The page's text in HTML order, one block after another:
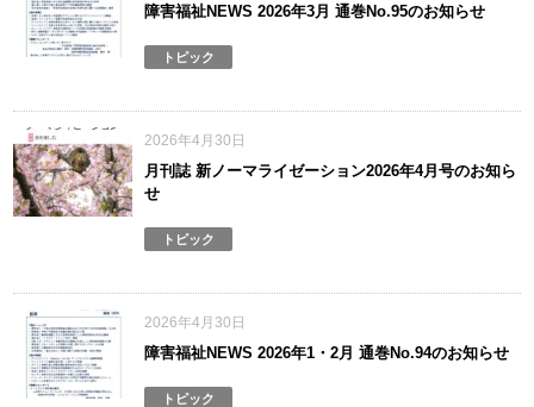
障害福祉NEWS 2026年3月 通巻No.95のお知らせ
トピック
2026年4月30日
月刊誌 新ノーマライゼーション2026年4月号のお知ら
せ
トピック
2026年4月30日
障害福祉NEWS 2026年1・2月 通巻No.94のお知らせ
トピック